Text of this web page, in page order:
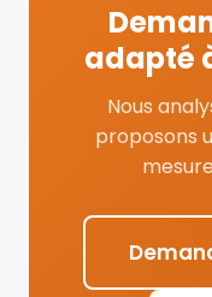
adapté
Nous
proposons